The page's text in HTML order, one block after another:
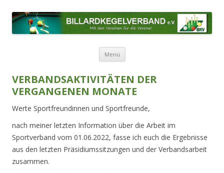
Menü Zum Inhalt springen
VERBANDSAKTIVITÄTEN DER
VERGANGENEN MONATE
Werte Sportfreundinnen und Sportfreunde,
nach meiner letzten Information über die Arbeit im
Sportverband vom 01.06.2022, fasse ich euch die Ergebnisse
aus den letzten Präsidiumssitzungen und der Verbandsarbeit
zusammen.